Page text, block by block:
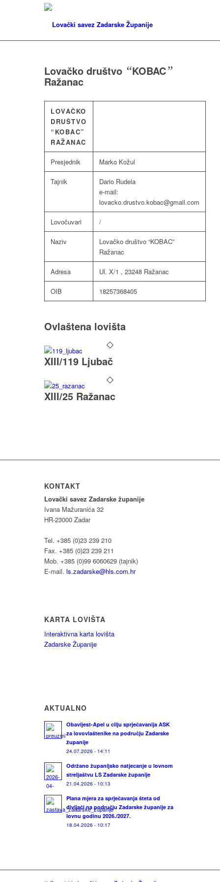
Lovačko društvo “KOBAC”
Ražanac
LOVAČKO
DRUŠTVO
“KOBAC”
RAŽANAC
Presjednik Marko Kožul
Tajnik
Dario Rudela
e-mail:
lovacko.drustvo.kobac@gmail.com
Lovočuvari /
Naziv
Lovačko društvo “KOBAC”
Ražanac
Adresa Ul. X/1 , 23248 Ražanac
OIB 18257368405
Ovlaštena lovišta
XIII/119 Ljubač
XIII/25 Ražanac
KONTAKT
Lovački savez Zadarske županije
Ivana Mažuranića 32
HR-23000 Zadar
Tel. +385 (0)23 239 210
Fax. +385 (0)23 239 211
Mob. +385 (0)99 6060629 (tajnik)
E-mail. ls.zadarske@hls.com.hr
KARTA LOVIŠTA
Interaktivna karta lovišta
Zadarske Županije
AKTUALNO
Obavijest-Apel u cilju sprječavanija ASK
za lovovlaštenike na području Zadarske
županije
24.07.2026 - 14:11
Održano županijsko natjecanje u lovnom
streljaštvu LS Zadarske županije
21.04.2026 - 10:13
Plana mjera za sprječavanja šteta od
divljači na području Zadarske županije za
lovnu godinu 2026./2027.
18.04.2026 - 10:17